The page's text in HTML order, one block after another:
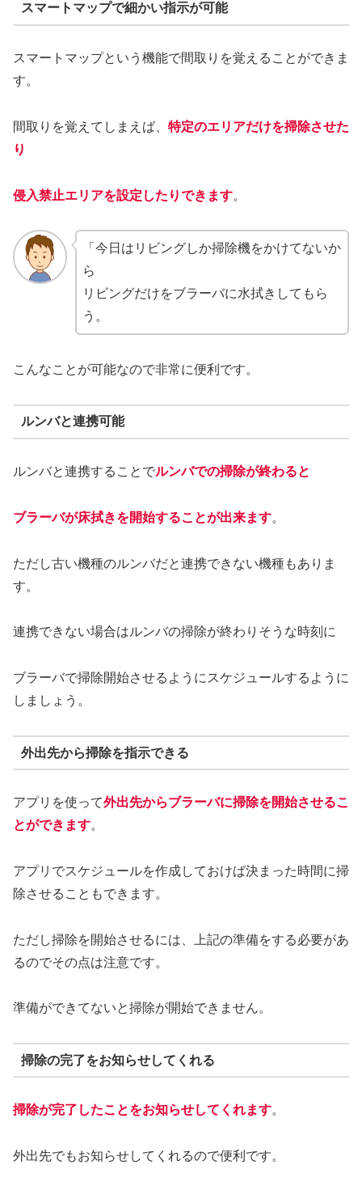
スマートマップで細かい指示が可能
スマートマップという機能で間取りを覚えることができま
す。
間取りを覚えてしまえば、 特定のエリアだけを掃除させた
り
侵入禁止エリアを設定したりできます。
「今日はリビングしか掃除機をかけてないか
ら
リビングだけをブラーバに水拭きしてもら
う。
こんなことが可能なので非常に便利です。
ルンバと連携可能
ルンバと連携することでルンバでの掃除が終わると
ブラーバが床拭きを開始することが出来ます。
ただし古い機種のルンバだと連携できない機種もありま
す。
連携できない場合はルンバの掃除が終わりそうな時刻に
ブラーバで掃除開始させるようにスケジュールするように
しましょう。
外出先から掃除を指示できる
アプリを使って外出先からブラーバに掃除を開始させるこ
とができます。
アプリでスケジュールを作成しておけば決まった時間に掃
除させることもできます。
ただし掃除を開始させるには、上記の準備をする必要があ
るのでその点は注意です。
準備ができてないと掃除が開始できません。
掃除の完了をお知らせしてくれる
掃除が完了したことをお知らせしてくれます。
外出先でもお知らせしてくれるので便利です。